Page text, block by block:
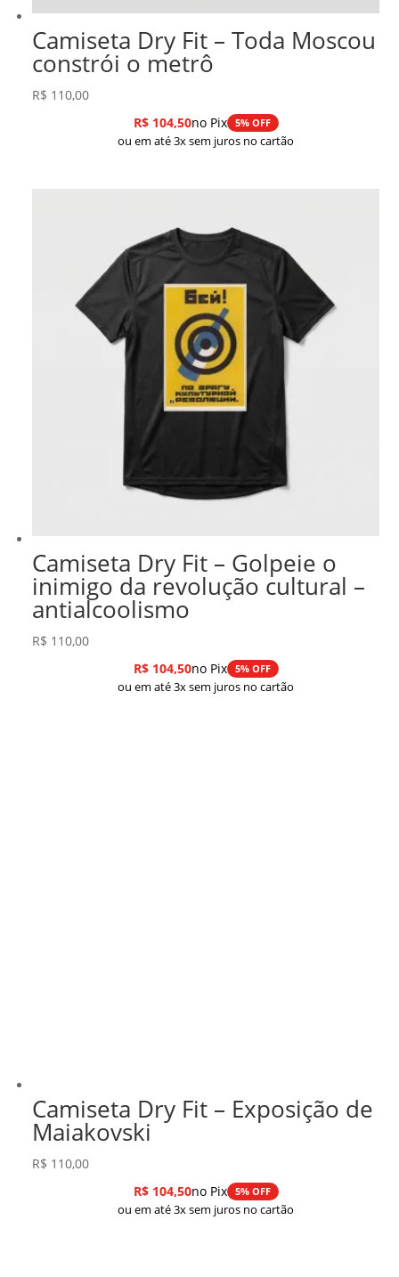
Camiseta Dry Fit – Toda Moscou
constrói o metrô
R$ 110,00
R$104,50no Pix 5% OFF
ou em até 3x sem juros no cartão
Camiseta Dry Fit – Golpeie o
inimigo da revolução cultural –
antialcoolismo
R$ 110,00
R$104,50no Pix 5% OFF
ou em até 3x sem juros no cartão
Camiseta Dry Fit – Exposição de
Maiakovski
R$ 110,00
R$104,50no Pix 5% OFF
ou em até 3x sem juros no cartão